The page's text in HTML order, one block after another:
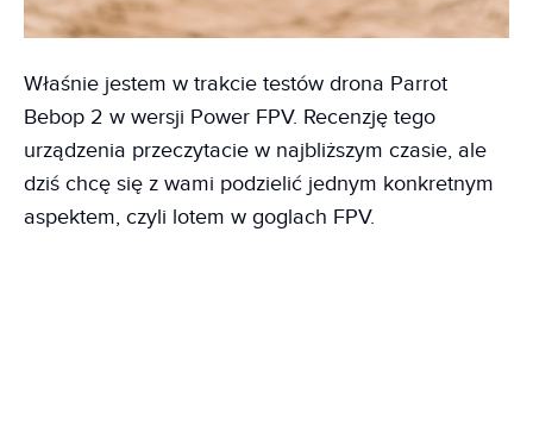
Właśnie jestem w trakcie testów drona Parrot
Bebop 2 w wersji Power FPV. Recenzję tego
urządzenia przeczytacie w najbliższym czasie, ale
dziś chcę się z wami podzielić jednym konkretnym
aspektem, czyli lotem w goglach FPV.